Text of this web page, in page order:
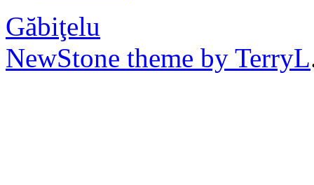
Găbiţelu
NewStone theme by TerryL